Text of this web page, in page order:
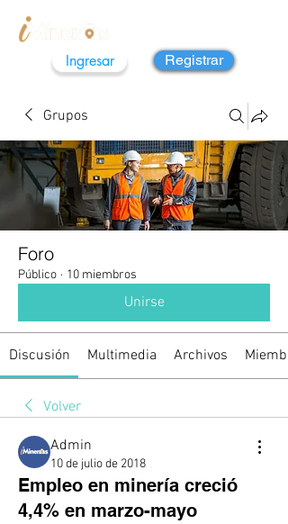
Ingresar Registrar
Grupos
Foro
Público · 10 miembros
Unirse
Discusión Multimedia Archivos
Volver
Admin
10 de julio de 2018
Empleo en minería creció
4,4% en marzo-mayo